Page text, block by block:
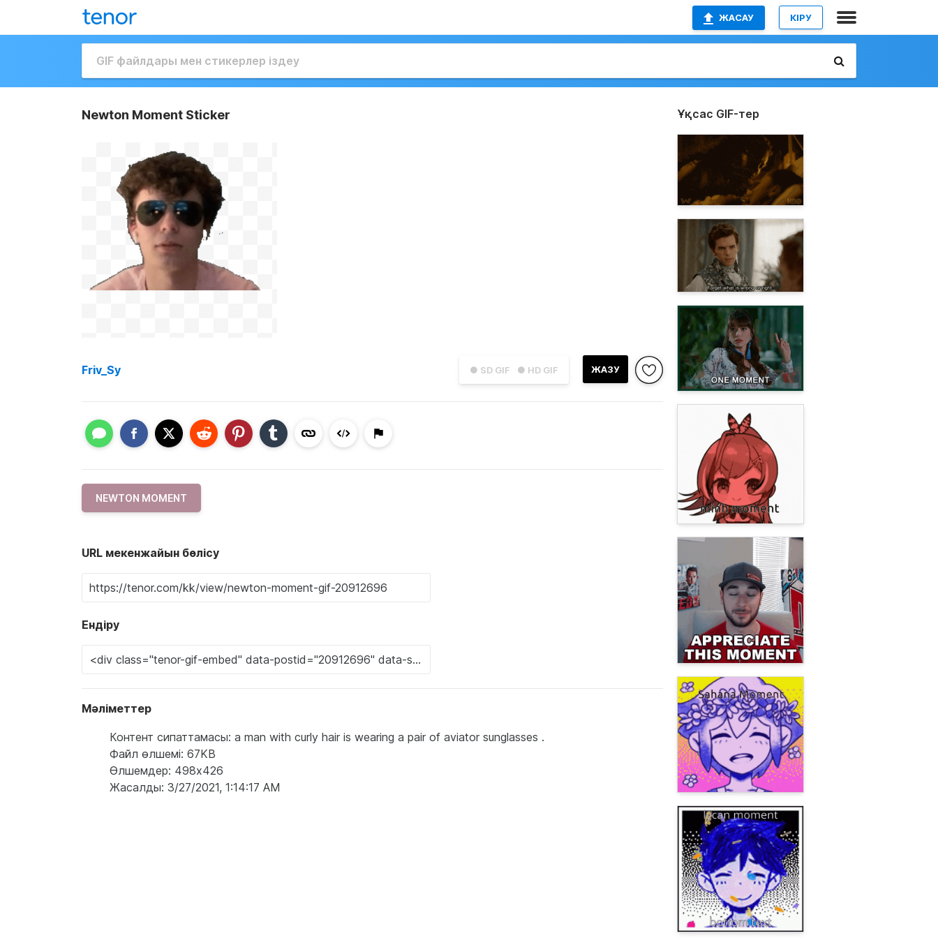
ЖАСАУ КІРУ
Newton Moment Sticker
● SD GIF ● HD GIF ЖАЗУ
Friv_Sy
NEWTON MOMENT
URL мекенжайын бөлісу
Ендіру
Мәліметтер
Контент сипаттамасы: a man with curly hair is wearing a pair of aviator sunglasses .
Файл өлшемі: 67KB
Өлшемдер: 498x426
Жасалды: 3/27/2021, 1:14:17 AM
Ұқсас GIF-тер